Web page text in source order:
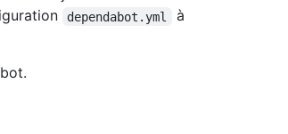
dependabot.yml
à